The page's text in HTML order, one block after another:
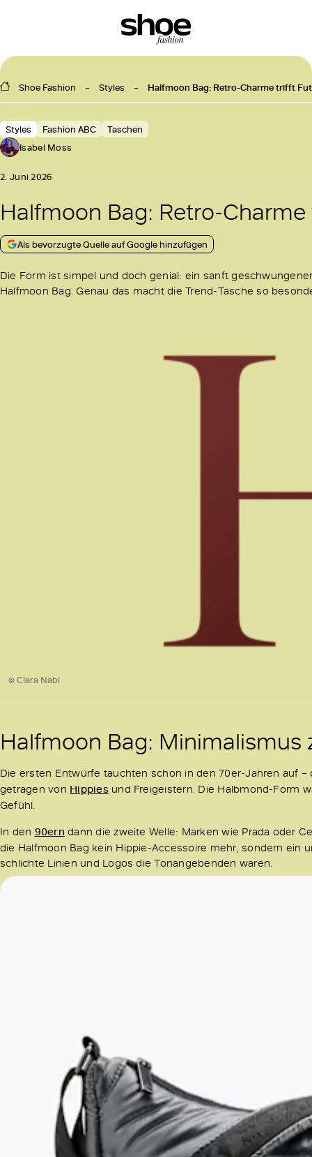
Shoe Fashion Styles Halfmoon Bag: Retro-Charme trifft
Styles Fashion ABC
Taschen
Isabel Moss
2. Juni 2026
Halfmoon Bag: Retro-
Als bevorzugte Quelle auf Google hinzufügen
Die Form ist simpel und doch genial: ein sanft
Halfmoon Bag. Genau das macht die Trend-Tasche so
© Clara Nabi
Halfmoon Bag:
Die ersten Entwürfe tauchten schon in den 70er-Jahren auf
getragen von Hippiesund Freigeistern. Die Halbmond-Form
Gefühl.
In den 90ern dann die zweite Welle: Marken wie Prada oder
die Halfmoon Bag kein Hippie-Accessoire mehr, sondern ein
schlichte Linien und Logos die Tonangebenden waren.